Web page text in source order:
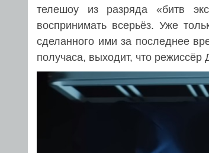
телешоу из разряда «битв
воспринимать всерьёз. Уже
сделанного ими за последнее
получаса, выходит, что